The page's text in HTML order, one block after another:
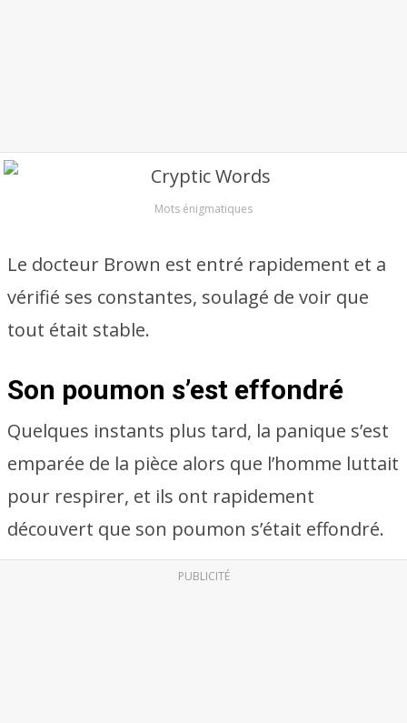
Mots énigmatiques
Le docteur Brown est entré rapidement et a
vérifié ses constantes, soulagé de voir que
tout était stable.
Son poumon s’est effondré
Quelques instants plus tard, la panique s’est
emparée de la pièce alors que l’homme luttait
pour respirer, et ils ont rapidement
découvert que son poumon s’était effondré.
PUBLICITÉ